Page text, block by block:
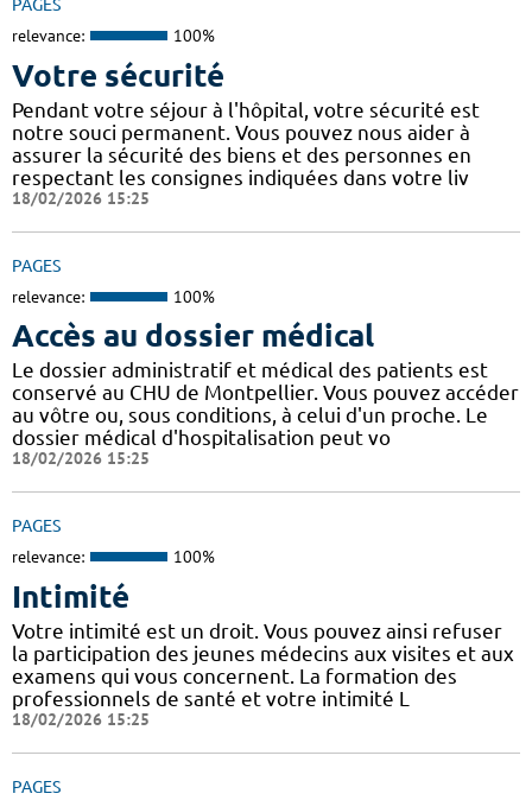
PAGES
relevance: 100%
Votre sécurité
Pendant votre séjour à l'hôpital, votre sécurité est
notre souci permanent. Vous pouvez nous aider à
assurer la sécurité des biens et des personnes en
respectant les consignes indiquées dans votre liv
18/02/2026 15:25
PAGES
relevance: 100%
Accès au dossier médical
Le dossier administratif et médical des patients est
conservé au CHU de Montpellier. Vous pouvez accéder
au vôtre ou, sous conditions, à celui d'un proche. Le
dossier médical d'hospitalisation peut vo
18/02/2026 15:25
PAGES
relevance: 100%
Intimité
Votre intimité est un droit. Vous pouvez ainsi refuser
la participation des jeunes médecins aux visites et aux
examens qui vous concernent. La formation des
professionnels de santé et votre intimité L
18/02/2026 15:25
PAGES